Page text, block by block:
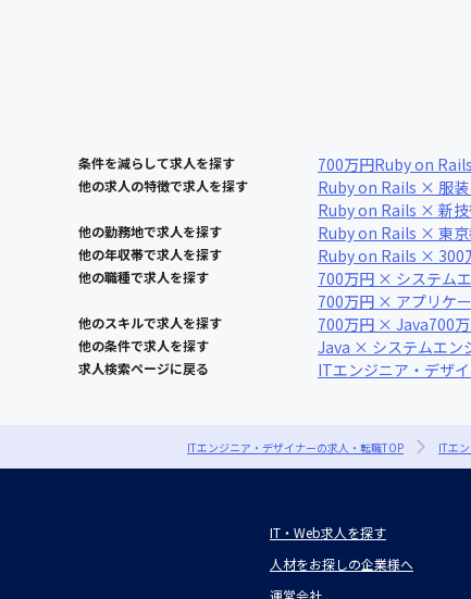
条件を減らして求人を探す 700万円Ruby on Rails
他の求人の特徴で求人を探す Ruby on Rails × 服装
Ruby on Rails × 新
他の勤務地で求人を探す Ruby on Rails × 東京
他の年収帯で求人を探す Ruby on Rails × 300
他の職種で求人を探す 700万円 × システム
700万円 × アプリケ
他のスキルで求人を探す 700万円 × Java700
他の条件で求人を探す Java × システムエン
求人検索ページに戻る ITエンジニア・デザ
ITエンジニア・デザイナーの求人・転職TOP ITエ
IT・Web求人を探す
人材をお探しの企業様へ
運営会社